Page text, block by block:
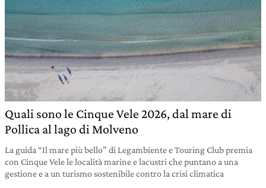
Quali sono le Cinque Vele 2026, dal mare di
Pollica al lago di Molveno
La guida “Il mare più bello” di Legambiente e Touring Club premia
con Cinque Vele le località marine e lacustri che puntano a una
gestione e a un turismo sostenibile contro la crisi climatica